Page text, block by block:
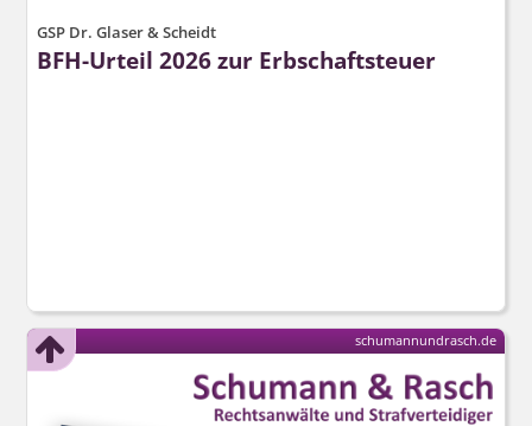
GSP Dr. Glaser & Scheidt
BFH-Urteil 2026 zur Erbschaftsteuer
schumannundrasch.de